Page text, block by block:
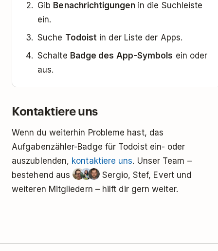
Gib Benachrichtigungenin die Suchleiste
ein.
Suche Todoist in der Liste der Apps.
Schalte Badge des App-Symbols ein oder
aus.
Kontaktiere uns
Wenn du weiterhin Probleme hast, das
Aufgabenzähler-Badge für Todoist ein- oder
auszublenden, kontaktiere uns. Unser Team –
bestehend aus
Sergio, Stef, Evert und
weiteren Mitgliedern – hilft dir gern weiter.